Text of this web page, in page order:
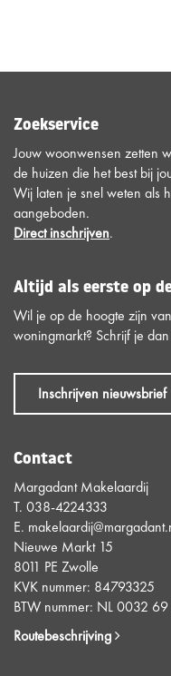
Zoekservice
Jouw woonwensen zetten
de huizen die het best bij
Wij laten je snel weten als
aangeboden.
Direct inschrijven.
Altijd als eerste op
Wil je op de hoogte zijn
woningmarkt? Schrijf je
Inschrijven nieuwsbrief
Contact
Margadant Makelaardij
T. 038-4224333
E.
Nieuwe Markt 15
8011 PE Zwolle
KVK nummer: 84793325
BTW nummer: NL 0032
Routebeschrijving